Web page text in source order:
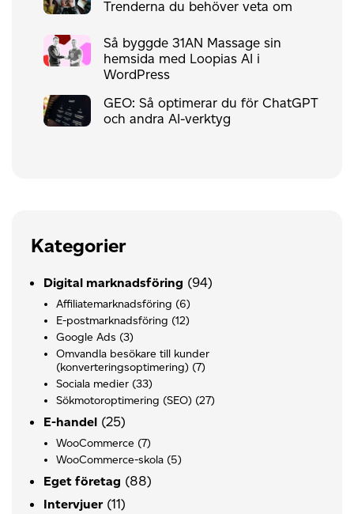
Trenderna du behöver veta om
Så byggde 31AN Massage sin
hemsida med Loopias AI i
WordPress
GEO: Så optimerar du för ChatGPT
och andra AI-verktyg
Kategorier
Digital marknadsföring (94)
Affiliatemarknadsföring (6)
E-postmarknadsföring (12)
Google Ads (3)
Omvandla besökare till kunder
(konverteringsoptimering) (7)
Sociala medier (33)
Sökmotoroptimering (SEO) (27)
E-handel (25)
WooCommerce (7)
WooCommerce-skola (5)
Eget företag (88)
Intervjuer (11)